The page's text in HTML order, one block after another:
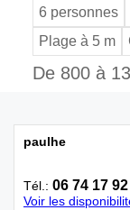
6 personnes
Plage à 5 m
De 800 à
paulhe
Tél.: 06 74 17
Voir les